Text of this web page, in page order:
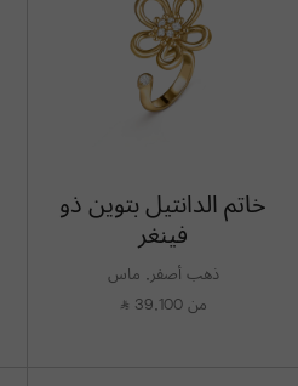
خاتم الدانتيل بتوين ذو
فينغر
ذهب أصفر, ماس
من 39,100
⃁